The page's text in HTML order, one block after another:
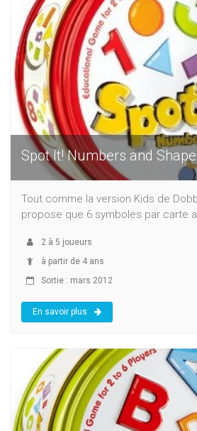
Spot It! Numbers and
Tout comme la version Kids de
propose que 6 symboles par carte
2 à 5 joueurs
à partir de 4 ans
Sortie : mars 2012
En savoir plus